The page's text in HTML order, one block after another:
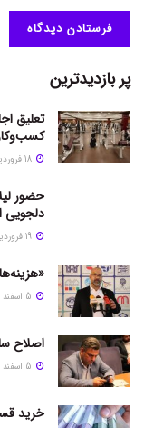
پر بازدیدترین
تعلیق
حضور
دلجویی
اصلاح
خرید